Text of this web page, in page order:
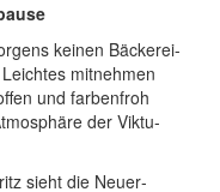
keinen Bäckerei-
mitnehmen
und farben­froh
der Viktu­
sieht die Neu­er­